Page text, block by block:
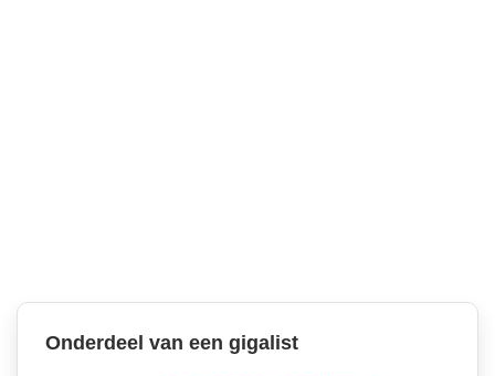
Onderdeel van een gigalist